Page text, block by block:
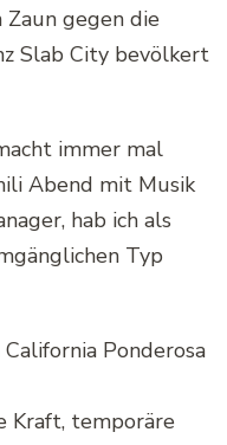
Zaun gegen die
Slab City bevölkert
immer mal
Abend mit Musik
hab ich als
Typ
Kraft, temporäre